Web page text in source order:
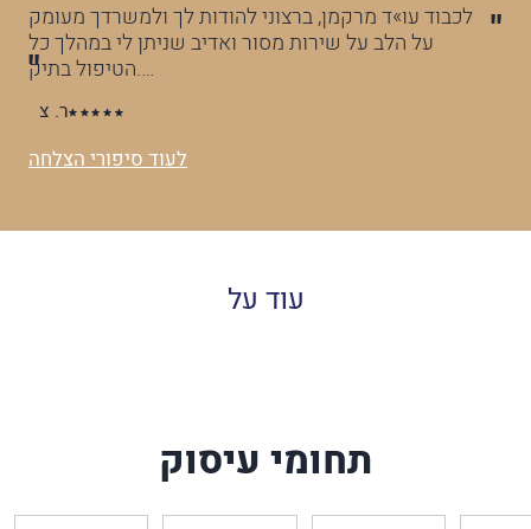
לכבוד עו»ד מרקמן, ברצוני להודות לך ולמשרדך מעומק
על הלב על שירות מסור ואדיב שניתן לי במהלך כל
הטיפול בתיק.…
ר. צ
לעוד סיפורי הצלחה
עוד על
תחומי עיסוק